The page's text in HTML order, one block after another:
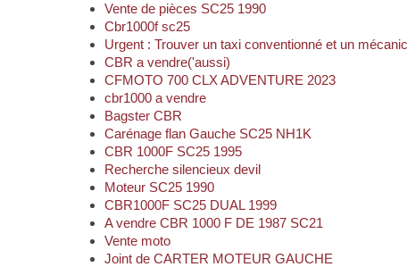
Vente de pièces SC25 1990
Cbr1000f sc25
Urgent : Trouver un taxi conventionné et un
CBR a vendre('aussi)
CFMOTO 700 CLX ADVENTURE 2023
cbr1000 a vendre
Bagster CBR
Carénage flan Gauche SC25 NH1K
CBR 1000F SC25 1995
Recherche silencieux devil
Moteur SC25 1990
CBR1000F SC25 DUAL 1999
A vendre CBR 1000 F DE 1987 SC21
Vente moto
Joint de CARTER MOTEUR GAUCHE